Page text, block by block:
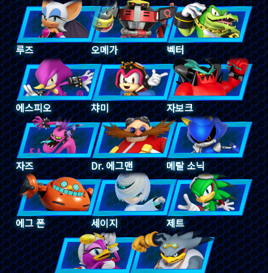
루즈 오메가 벡터
에스피오 챠미 자보크
자즈 Dr. 에그맨 메탈 소닉
에그 폰 세이지 제트